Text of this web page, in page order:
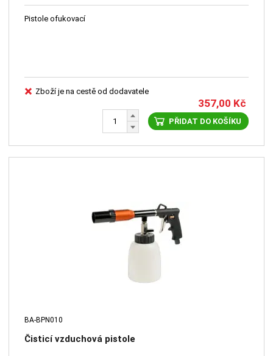
Pistole ofukovací
Zboží je na cestě od dodavatele
357,00 Kč
PŘIDAT DO KOŠÍKU
BA-BPN010
Čisticí vzduchová pistole